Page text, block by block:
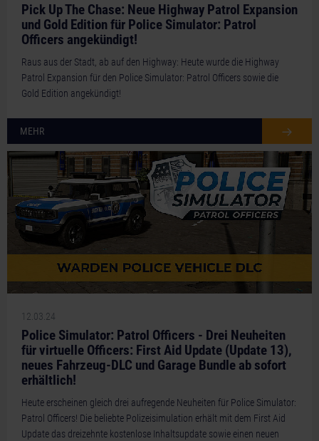
Pick Up The Chase: Neue Highway Patrol Expansion
und Gold Edition für Police Simulator: Patrol
Officers angekündigt!
Raus aus der Stadt, ab auf den Highway: Heute wurde die Highway
Patrol Expansion für den Police Simulator: Patrol Officers sowie die
Gold Edition angekündigt!
MEHR
12.03.24
Police Simulator: Patrol Officers - Drei Neuheiten
für virtuelle Officers: First Aid Update (Update 13),
neues Fahrzeug-DLC und Garage Bundle ab sofort
erhältlich!
Heute erscheinen gleich drei aufregende Neuheiten für Police Simulator:
Patrol Officers! Die beliebte Polizeisimulation erhält mit dem First Aid
Update das dreizehnte kostenlose Inhaltsupdate sowie einen neuen